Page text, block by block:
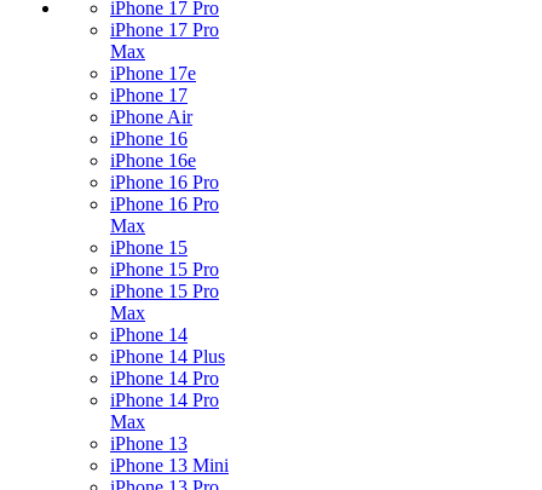
iPhone 17 Pro
iPhone 17 Pro
Max
iPhone 17e
iPhone 17
iPhone Air
iPhone 16
iPhone 16e
iPhone 16 Pro
iPhone 16 Pro
Max
iPhone 15
iPhone 15 Pro
iPhone 15 Pro
Max
iPhone 14
iPhone 14 Plus
iPhone 14 Pro
iPhone 14 Pro
Max
iPhone 13
iPhone 13 Mini